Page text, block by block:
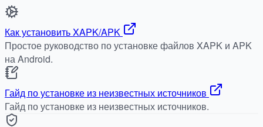
Как установить XAPK/APK
Простое руководство по установке файлов XAPK и APK
на Android.
Гайд по установке из неизвестных источников
Гайд по установке из неизвестных источников.